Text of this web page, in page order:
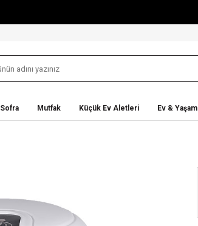
Sofra Mutfak Küçük Ev Aletleri Ev & Yaşam